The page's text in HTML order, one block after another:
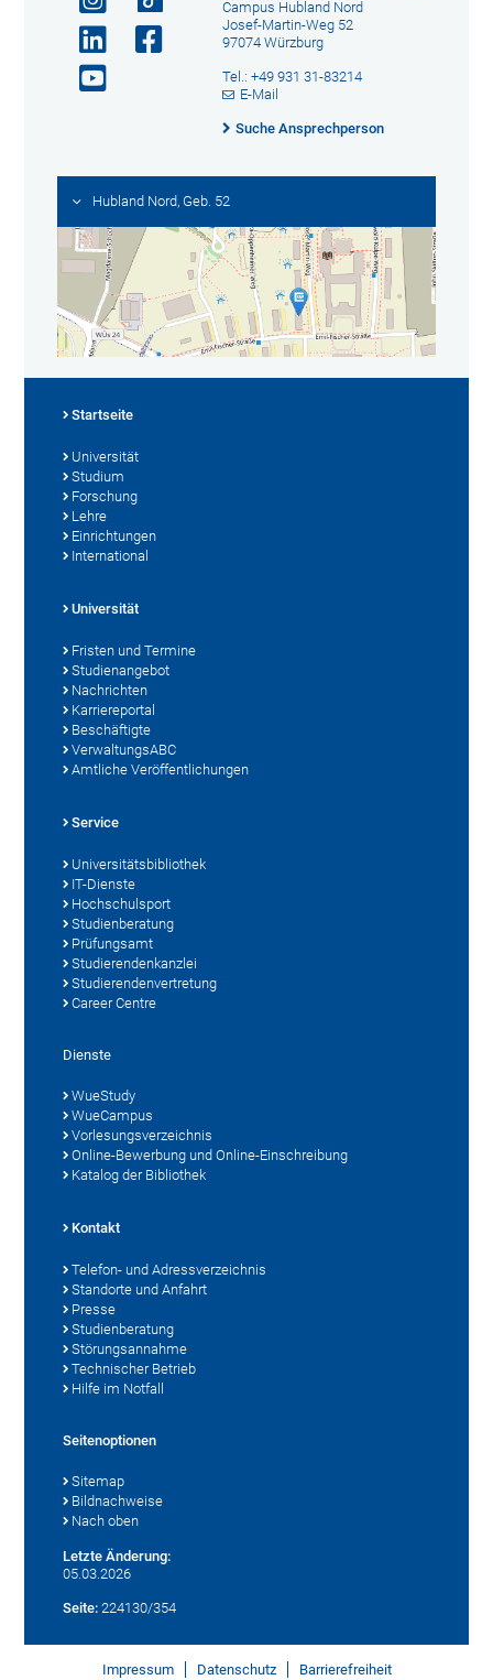
Campus Hubland Nord
Josef-Martin-Weg 52
97074 Würzburg
Tel.: +49 931 31-83214
E-Mail
Suche Ansprechperson
Hubland Nord, Geb. 52
Startseite
Universität
Studium
Forschung
Lehre
Einrichtungen
International
Universität
Fristen und Termine
Studienangebot
Nachrichten
Karriereportal
Beschäftigte
VerwaltungsABC
Amtliche Veröffentlichungen
Service
Universitätsbibliothek
IT-Dienste
Hochschulsport
Studienberatung
Prüfungsamt
Studierendenkanzlei
Studierendenvertretung
Career Centre
Dienste
WueStudy
WueCampus
Vorlesungsverzeichnis
Online-Bewerbung und Online-Einschreibung
Katalog der Bibliothek
Kontakt
Telefon- und Adressverzeichnis
Standorte und Anfahrt
Presse
Studienberatung
Störungsannahme
Technischer Betrieb
Hilfe im Notfall
Seitenoptionen
Sitemap
Bildnachweise
Nach oben
Letzte Änderung:
05.03.2026
Seite: 224130/354
Impressum Datenschutz Barrierefreiheit